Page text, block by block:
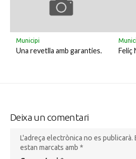
Municipi
Una revetlla amb garanties. Feliç
Deixa un comentari
L'adreça electrònica no es publicarà.
estan marcats amb *